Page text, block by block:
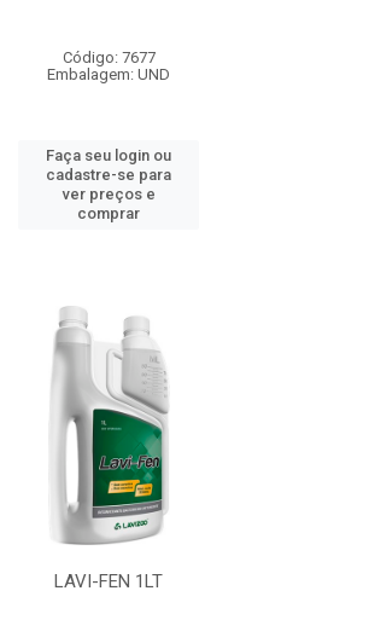
Código: 7677
Embalagem: UND
Faça seu login ou
cadastre-se para
ver preços e
comprar
LAVI-FEN 1LT